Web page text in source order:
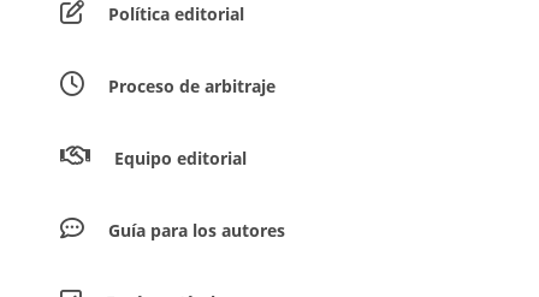
Política editorial
Proceso de arbitraje
Equipo editorial
Guía para los autores